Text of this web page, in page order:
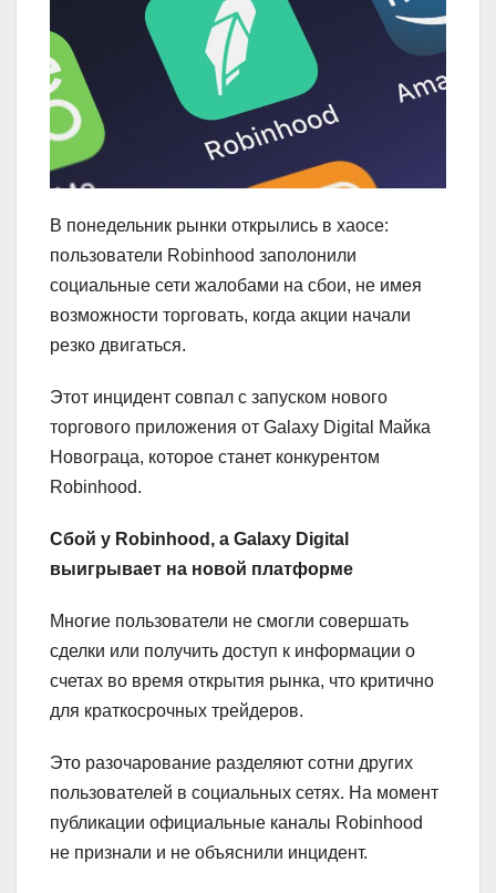
В понедельник рынки открылись в хаосе:
пользователи Robinhood заполонили
социальные сети жалобами на сбои, не имея
возможности торговать, когда акции начали
резко двигаться.
Этот инцидент совпал с запуском нового
торгового приложения от Galaxy Digital Майка
Новограца, которое станет конкурентом
Robinhood.
Сбой у Robinhood, а Galaxy Digital
выигрывает на новой платформе
Многие пользователи не смогли совершать
сделки или получить доступ к информации о
счетах во время открытия рынка, что критично
для краткосрочных трейдеров.
Это разочарование разделяют сотни других
пользователей в социальных сетях. На момент
публикации официальные каналы Robinhood
не признали и не объяснили инцидент.